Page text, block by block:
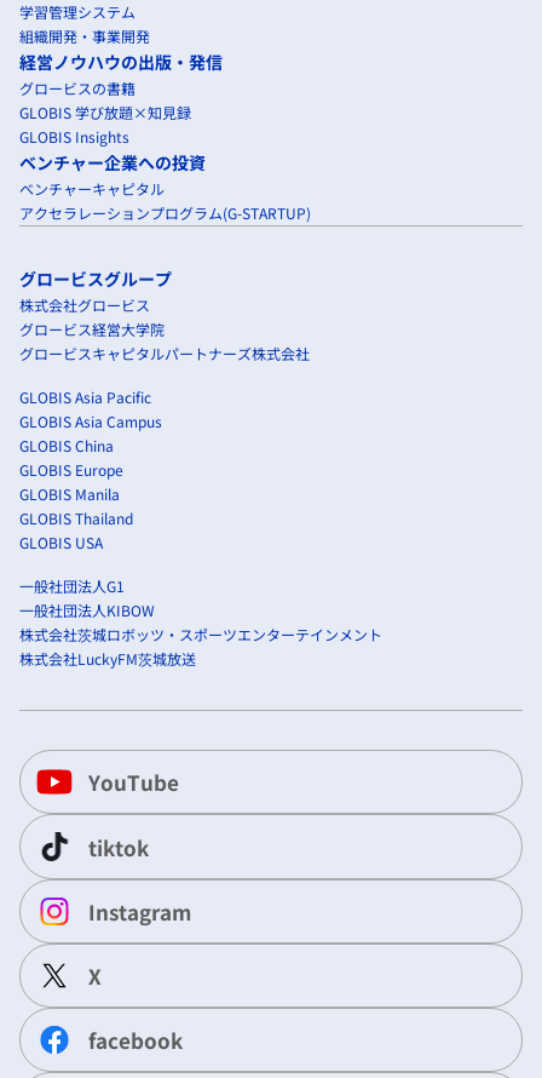
学習管理システム
組織開発・事業開発
経営ノウハウの出版・発信
グロービスの書籍
GLOBIS 学び放題×知見録
GLOBIS Insights
ベンチャー企業への投資
ベンチャーキャピタル
アクセラレーションプログラム(G-STARTUP)
グロービスグループ
株式会社グロービス
グロービス経営大学院
グロービスキャピタルパートナーズ株式会社
GLOBIS Asia Pacific
GLOBIS Asia Campus
GLOBIS China
GLOBIS Europe
GLOBIS Manila
GLOBIS Thailand
GLOBIS USA
一般社団法人G1
一般社団法人KIBOW
株式会社茨城ロボッツ・スポーツエンターテインメント
株式会社LuckyFM茨城放送
YouTube
tiktok
Instagram
X
facebook